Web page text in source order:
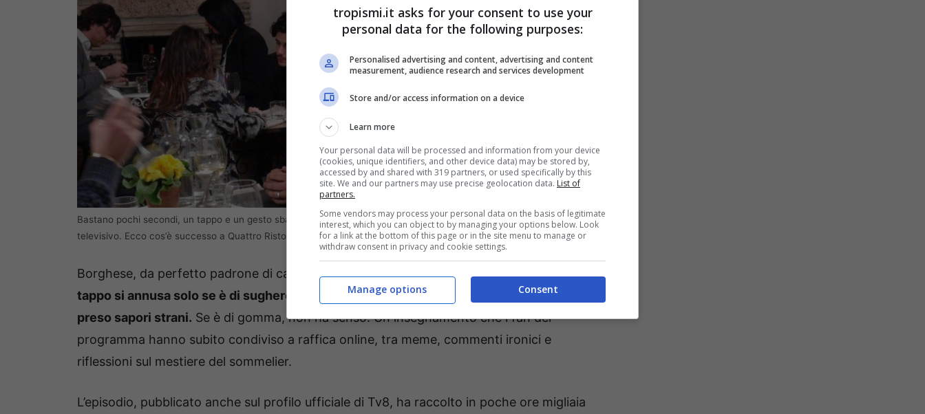
Bastano pochi secondi, un tappo e un gesto sbagliato per trasformare un brindisi in un momento di gelo
televisivo. Ecco cos’è successo a Quattro Ristoranti. (Tropismi.it)
Borghese, da perfetto padrone di casa, trasforma però il momento in una lezione:il
tappo si annusa solo se è di sughero, serve a capire se il vino è andato a male o ha
preso sapori strani. Se è di gomma, non ha senso. Un insegnamento che i fan del
programma hanno subito condiviso a raffica online, tra meme, commenti ironici e
riflessioni sul mestiere del sommelier.
L’episodio, pubblicato anche sul profilo ufficiale di Tv8, ha raccolto in poche ore migliaia
tropismi.it asks for your consent to use your
personal data for the following purposes:
Personalised advertising and content, advertising and content
measurement, audience research and services development
Store and/or access information on a device
Learn more
Your personal data will be processed and information from your device
(cookies, unique identifiers, and other device data) may be stored by,
accessed by and shared with 319 partners, or used specifically by this
site. We and our partners may use precise geolocation data. List of
partners.
Some vendors may process your personal data on the basis of legitimate
interest, which you can object to by managing your options below. Look
for a link at the bottom of this page or in the site menu to manage or
withdraw consent in privacy and cookie settings.
Consent
Manage options